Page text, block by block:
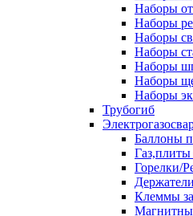
Наборы
Наборы
Наборы
Наборы
Наборы
Наборы
Наборы
Трубогиб
Баллоны
Газ,плиты
Горелки/
Клеммы